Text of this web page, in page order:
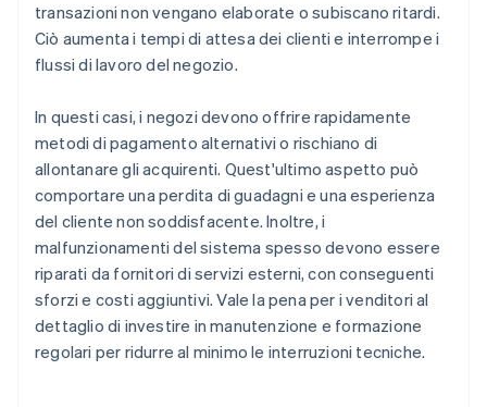
transazioni non vengano elaborate o subiscano ritardi.
Ciò aumenta i tempi di attesa dei clienti e interrompe i
flussi di lavoro del negozio.
In questi casi, i negozi devono offrire rapidamente
metodi di pagamento alternativi o rischiano di
allontanare gli acquirenti. Quest'ultimo aspetto può
comportare una perdita di guadagni e una esperienza
del cliente non soddisfacente. Inoltre, i
malfunzionamenti del sistema spesso devono essere
riparati da fornitori di servizi esterni, con conseguenti
sforzi e costi aggiuntivi. Vale la pena per i venditori al
dettaglio di investire in manutenzione e formazione
regolari per ridurre al minimo le interruzioni tecniche.